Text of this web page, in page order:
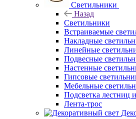
Светильники
Назад
Светильники
Встраиваемые
Накладные
Линейные
Подвесные
Настенные
Гипсовые
Мебельные
Подсветка лестниц
Лента-трос